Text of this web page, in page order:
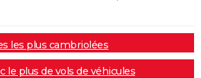
les plus cambriolées
le plus de vols de véhicules